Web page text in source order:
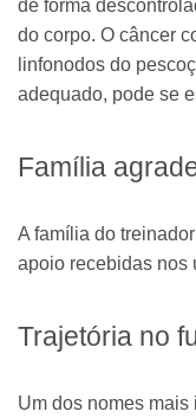
de forma
do corpo. O câncer
linfonodos do
adequado, pode se
Família
A família do
apoio recebidas nos
Trajetória no
Um dos nomes mais